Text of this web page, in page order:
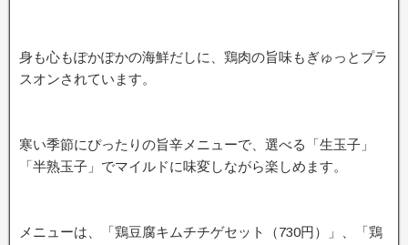
身も心もぽかぽかの海鮮だしに、鶏肉の旨味もぎゅっとプラ
スオンされています。
寒い季節にぴったりの旨辛メニューで、選べる「生玉子」
「半熟玉子」でマイルドに味変しながら楽しめます。
メニューは、「鶏豆腐キムチチゲセット（730円）」、「鶏